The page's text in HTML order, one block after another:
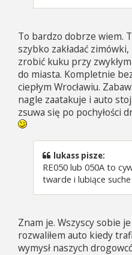
To bardzo dobrze wiem.
szybko zakładać
zrobić kuku przy
do miasta. Kompletnie
ciepłym Wrocławiu.
nagle zaatakuje i auto
zsuwa się po pochyłości
lukass pisze:
RE050 lub 050A to
twarde i lubiące
Znam je. Wszyscy sobie
rozwaliłem auto kiedy
wymysł naszych